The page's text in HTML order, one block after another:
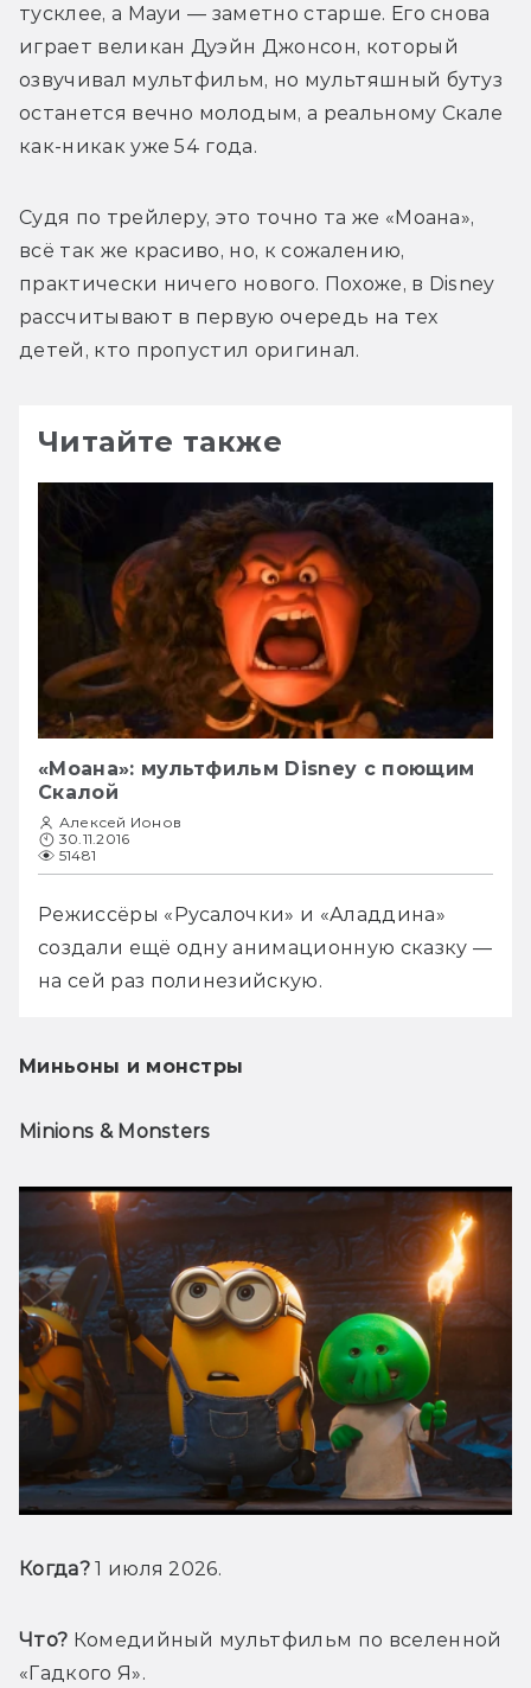
тусклее, а Мауи — заметно старше. Его снова
играет великан Дуэйн Джонсон, который
озвучивал мультфильм, но мультяшный бутуз
останется вечно молодым, а реальному Скале
как-никак уже 54 года.
Судя по трейлеру, это точно та же «Моана»,
всё так же красиво, но, к сожалению,
практически ничего нового. Похоже, в Disney
рассчитывают в первую очередь на тех
детей, кто пропустил оригинал.
Читайте также
«Моана»: мультфильм Disney с поющим
Скалой
Алексей Ионов
30.11.2016
51481
Режиссёры «Русалочки» и «Аладдина»
создали ещё одну анимационную сказку —
на сей раз полинезийскую.
Миньоны и монстры
Minions & Monsters
Когда? 1 июля 2026.
Что? Комедийный мультфильм по вселенной
«Гадкого Я».